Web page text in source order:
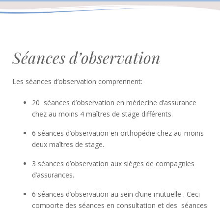
Séances d’observation
Les séances d’observation comprennent:
20 séances d’observation en médecine d’assurance
chez au moins 4 maîtres de stage différents.
6 séances d’observation en orthopédie chez au-moins
deux maîtres de stage.
3 séances d’observation aux sièges de compagnies
d’assurances.
6 séances d’observation au sein d’une mutuelle . Ceci
comporte des séances en consultation et des séances